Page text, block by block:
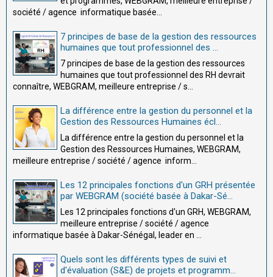
société / agence informatique basée...
7 principes de base de la gestion des ressources
humaines que tout professionnel des ...
7 principes de base de la gestion des ressources
humaines que tout professionnel des RH devrait
connaître, WEBGRAM, meilleure entreprise / s...
La différence entre la gestion du personnel et la
Gestion des Ressources Humaines écl...
La différence entre la gestion du personnel et la
Gestion des Ressources Humaines, WEBGRAM,
meilleure entreprise / société / agence inform...
Les 12 principales fonctions d'un GRH présentée
par WEBGRAM (société basée à Dakar-Sé...
Les 12 principales fonctions d'un GRH, WEBGRAM,
meilleure entreprise / société / agence
informatique basée à Dakar-Sénégal, leader en ...
Quels sont les différents types de suivi et
d'évaluation (S&E) de projets et programm...